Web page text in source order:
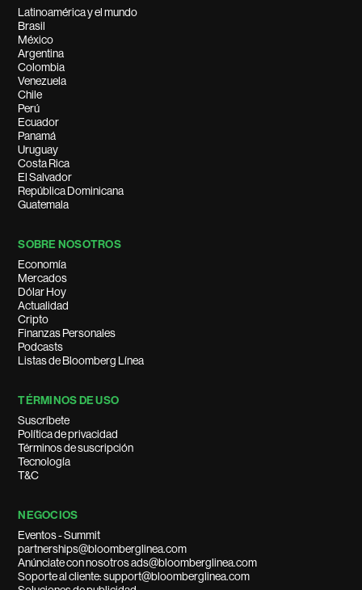
Latinoamérica y el mundo
Brasil
México
Argentina
Colombia
Venezuela
Chile
Perú
Ecuador
Panamá
Uruguay
Costa Rica
El Salvador
República Dominicana
Guatemala
SOBRE NOSOTROS
Economía
Mercados
Dólar Hoy
Actualidad
Cripto
Finanzas Personales
Podcasts
Listas de Bloomberg Línea
TÉRMINOS DE USO
Suscríbete
Política de privacidad
Términos de suscripción
Tecnología
T&C
NEGOCIOS
Eventos - Summit
partnerships@bloomberglinea.com
Anúnciate con nosotros ads@bloomberglinea.com
Soporte al cliente: support@bloomberglinea.com